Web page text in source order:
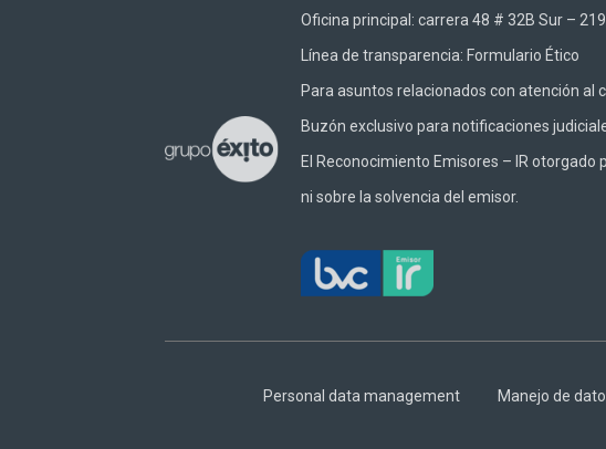
Oficina principal: carrera 48 # 32B Sur –
Línea de transparencia: Formulario Ético
Para asuntos relacionados con atención al
Buzón exclusivo para notificaciones
El Reconocimiento Emisores – IR otorgado
ni sobre la solvencia del emisor.
Footer
Personal data management Manejo de